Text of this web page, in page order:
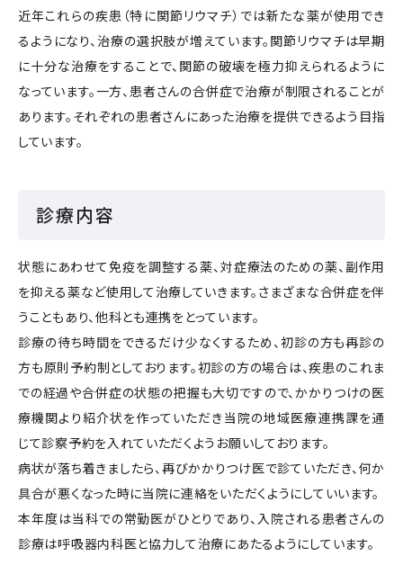
近年これらの疾患（特に関節リウマチ）では新たな薬が使用でき
るようになり、治療の選択肢が増えています。関節リウマチは早期
に十分な治療をすることで、関節の破壊を極力抑えられるように
なっています。一方、患者さんの合併症で治療が制限されることが
あります。それぞれの患者さんにあった治療を提供できるよう目指
しています。
診療内容
状態にあわせて免疫を調整する薬、対症療法のための薬、副作用
を抑える薬など使用して治療していきます。さまざまな合併症を伴
うこともあり、他科とも連携をとっています。
診療の待ち時間をできるだけ少なくするため、初診の方も再診の
方も原則予約制としております。初診の方の場合は、疾患のこれま
での経過や合併症の状態の把握も大切ですので、かかりつけの医
療機関より紹介状を作っていただき当院の地域医療連携課を通
じて診察予約を入れていただくようお願いしております。
病状が落ち着きましたら、再びかかりつけ医で診ていただき、何か
具合が悪くなった時に当院に連絡をいただくようにしていいます。
本年度は当科での常勤医がひとりであり、入院される患者さんの
診療は呼吸器内科医と協力して治療にあたるようにしています。